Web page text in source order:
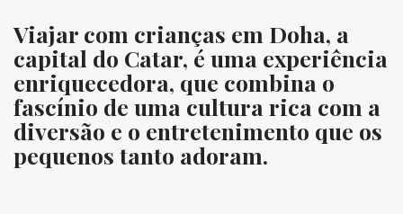
Viajar com crianças em Doha, a
capital do Catar, é uma experiência
enriquecedora, que combina o
fascínio de uma cultura rica com a
diversão e o entretenimento que os
pequenos tanto adoram.